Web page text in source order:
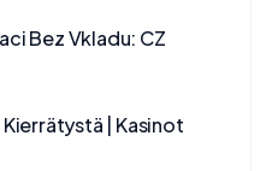
Bez Vkladu: CZ
| Kasinot